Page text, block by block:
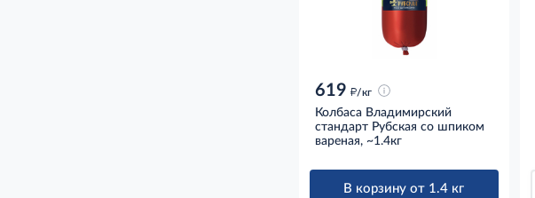
619 д/кг
Колбаса Владимирский
стандарт Рубская со шпиком
вареная, ~1.4кг
В корзину от 1.4 кг